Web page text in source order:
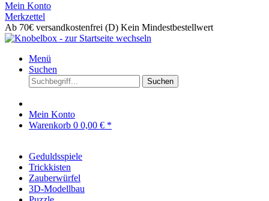
Mein Konto
Merkzettel
Ab 70€ versandkostenfrei (D) Kein Mindestbestellwert
Menü
Suchen
Suchen
Mein Konto
Warenkorb 0 0,00 € *
Geduldsspiele
Trickkisten
Zauberwürfel
3D-Modellbau